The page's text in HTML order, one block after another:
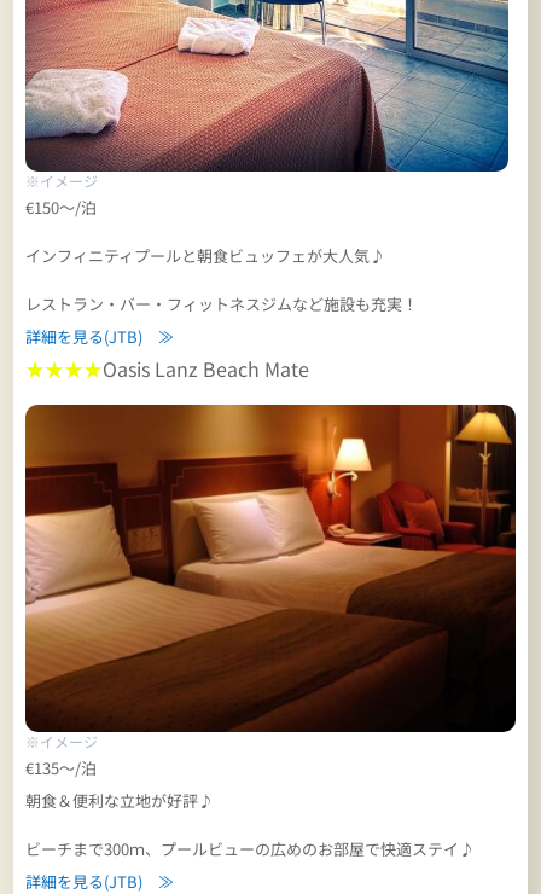
※イメージ
€150～/泊
インフィニティプールと朝食ビュッフェが大人気♪
レストラン・バー・フィットネスジムなど施設も充実！
詳細を見る(JTB) ≫
★★★★Oasis Lanz Beach Mate
※イメージ
€135～/泊
朝食＆便利な立地が好評♪
ビーチまで300ｍ、プールビューの広めのお部屋で快適ステイ♪
詳細を見る(JTB) ≫